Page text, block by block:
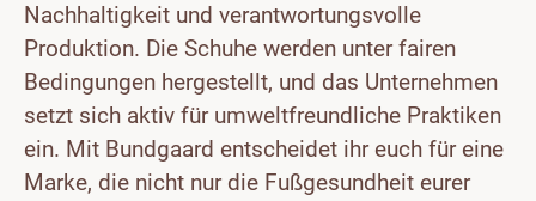
Nachhaltigkeit und verantwortungsvolle
Produktion. Die Schuhe werden unter fairen
Bedingungen hergestellt, und das Unternehmen
setzt sich aktiv für umweltfreundliche Praktiken
ein. Mit Bundgaard entscheidet ihr euch für eine
Marke, die nicht nur die Fußgesundheit eurer